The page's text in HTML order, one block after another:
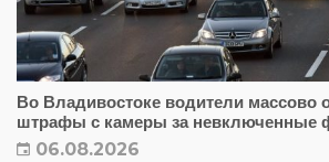
Во Владивостоке водители массово
штрафы с камеры за невключенные
06.08.2026